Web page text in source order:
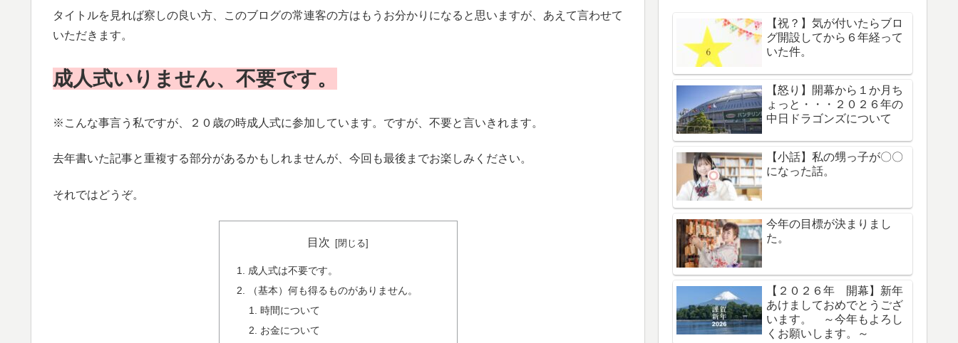
タイトルを見れば察しの良い方、このブログの常連客の方はもうお分かりになると思いますが、あえて言わせて
いただきます。
成人式いりません、不要です。
※こんな事言う私ですが、２０歳の時成人式に参加しています。ですが、不要と言いきれます。
去年書いた記事と重複する部分があるかもしれませんが、今回も最後までお楽しみください。
それではどうぞ。
目次
成人式は不要です。
（基本）何も得るものがありません。
時間について
お金について
【祝？】気が付いたらブロ
グ開設してから６年経って
いた件。
【怒り】開幕から１か月ち
ょっと・・・２０２６年の
中日ドラゴンズについて
【小話】私の甥っ子が〇〇
になった話。
今年の目標が決まりまし
た。
【２０２６年 開幕】新年
あけましておめでとうござ
います。 ～今年もよろし
くお願いします。～